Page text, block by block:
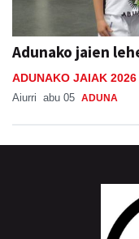
Adunako jaien
ADUNAKO JAIAK 2026
Aiurri abu 05 ADUNA